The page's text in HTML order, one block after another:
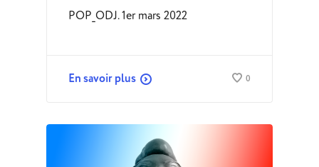
POP_ODJ. 1er mars 2022
En savoir plus 0